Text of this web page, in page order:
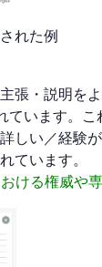
れた例
張・説明を
ています。
しい／経験
ています。
る権威や専